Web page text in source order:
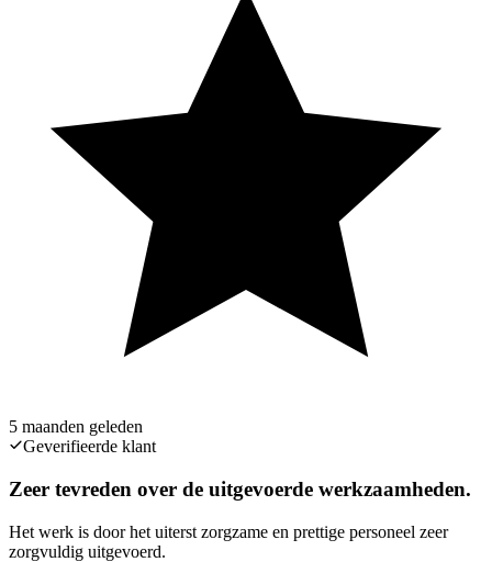
5 maanden geleden
Geverifieerde klant
Zeer tevreden over de uitgevoerde werkzaamheden.
Het werk is door het uiterst zorgzame en prettige personeel zeer
zorgvuldig uitgevoerd.